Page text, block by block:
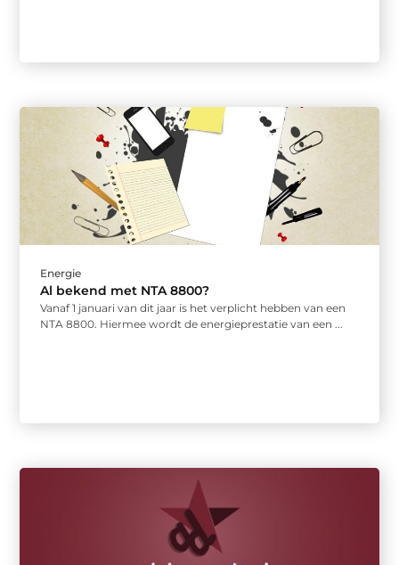
Energie
Al bekend met NTA 8800?
Vanaf 1 januari van dit jaar is het verplicht hebben van een
NTA 8800. Hiermee wordt de energieprestatie van een ...